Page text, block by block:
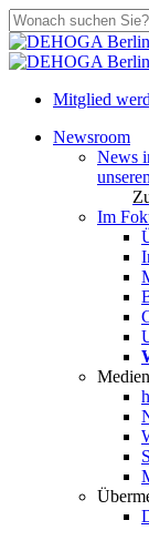
Skip
to
main
Close
Search
Mitglied
search
account
Menu
Newsroom
News
Im
Medien